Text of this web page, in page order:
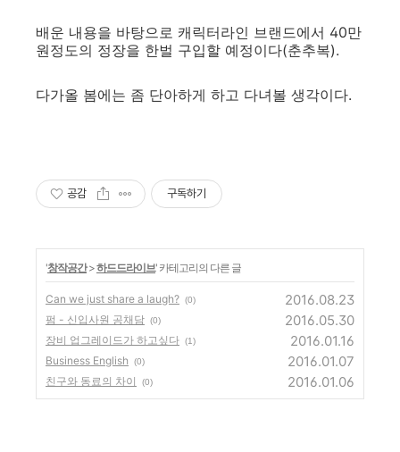
배운 내용을 바탕으로 캐릭터라인 브랜드에서 40만
원정도의 정장을 한벌 구입할 예정이다(춘추복).
다가올 봄에는 좀 단아하게 하고 다녀볼 생각이다.
공감 구독하기
'창작공간>하드드라이브' 카테고리의 다른 글
Can we just share a laugh? (0) 2016.08.23
펌 - 신입사원 공채담 (0) 2016.05.30
장비 업그레이드가 하고싶다 (1) 2016.01.16
Business English (0) 2016.01.07
친구와 동료의 차이 (0) 2016.01.06